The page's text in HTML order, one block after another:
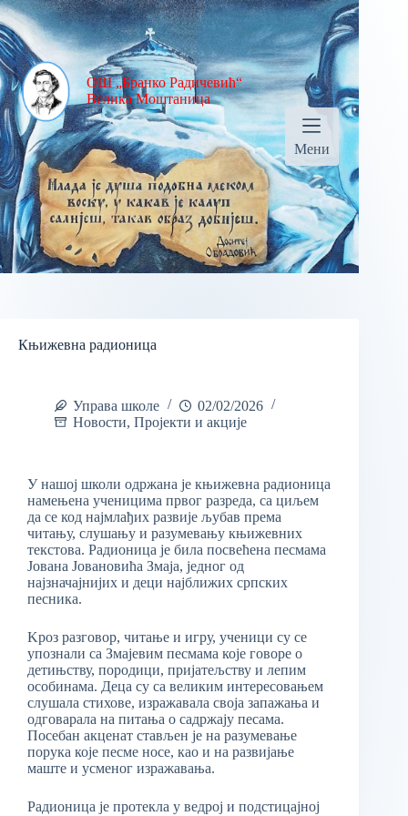
ОШ „Бранко Радичевић“
Велика Моштаница
Мени
Књижевна радионица
Управа школе
02/02/2026
Новости, Пројекти и акције
У нашој школи одржана је књижевна радионица
намењена ученицима првог разреда, са циљем
да се код најмлађих развије љубав према
читању, слушању и разумевању књижевних
текстова. Радионица је била посвећена песмама
Јована Јовановића Змаја, једног од
најзначајнијих и деци најближих српских
песника.
Kроз разговор, читање и игру, ученици су се
упознали са Змајевим песмама које говоре о
детињству, породици, пријатељству и лепим
особинама. Деца су са великим интересовањем
слушала стихове, изражавала своја запажања и
одговарала на питања о садржају песама.
Посебан акценат стављен је на разумевање
порука које песме носе, као и на развијање
маште и усменог изражавања.
Радионица је протекла у ведрој и подстицајној